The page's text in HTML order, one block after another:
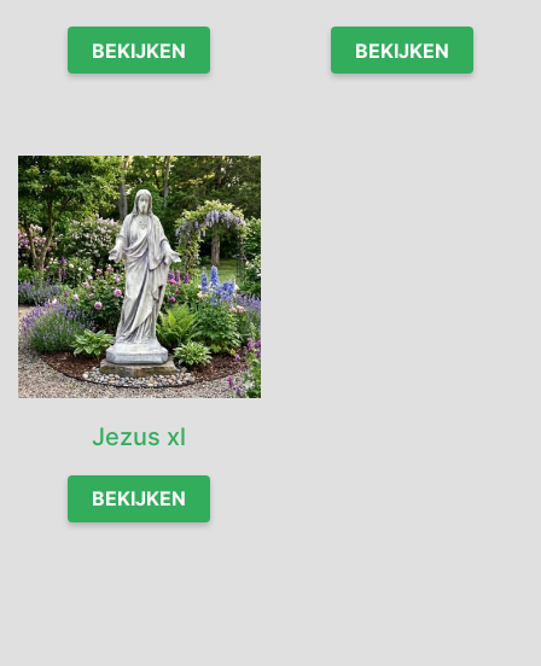
BEKIJKEN BEKIJKEN
Jezus xl
BEKIJKEN